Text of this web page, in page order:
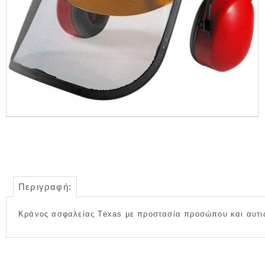
Περιγραφή:
Κράνος ασφαλείας Texas με προστασία προσώπου και